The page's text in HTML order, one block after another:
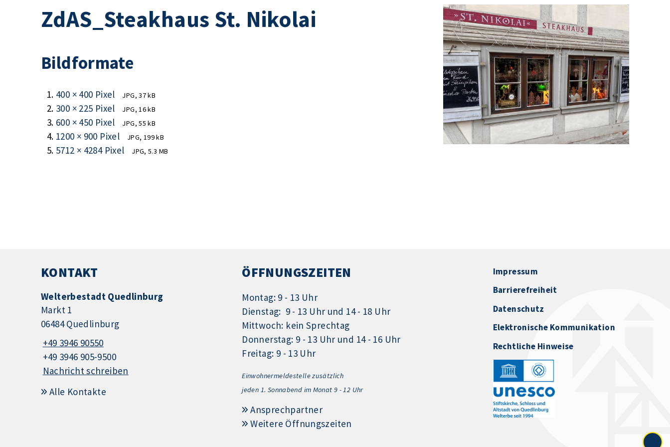
ZdAS_Steakhaus St. Nikolai
Bildformate
400 × 400 Pixel JPG, 37 kB
300 × 225 Pixel JPG, 16 kB
600 × 450 Pixel JPG, 55 kB
1200 × 900 Pixel JPG, 199 kB
5712 × 4284 Pixel JPG, 5.3 MB
KONTAKT
Welterbestadt Quedlinburg
Markt 1
06484 Quedlinburg
+49 3946 90550
+49 3946 905-9500
Nachricht schreiben
Alle Kontakte
ÖFFNUNGSZEITEN
Montag: 9 - 13 Uhr
Dienstag: 9 - 13 Uhr und 14 - 18 Uhr
Mittwoch: kein Sprechtag
Donnerstag: 9 - 13 Uhr und 14 - 16 Uhr
Freitag: 9 - 13 Uhr
Einwohnermeldestelle zusätzlich
jeden 1. Sonnabend im Monat 9 - 12 Uhr
Ansprechpartner
Weitere Öffnungszeiten
Impressum
Barrierefreiheit
Datenschutz
Elektronische Kommunikation
Rechtliche Hinweise